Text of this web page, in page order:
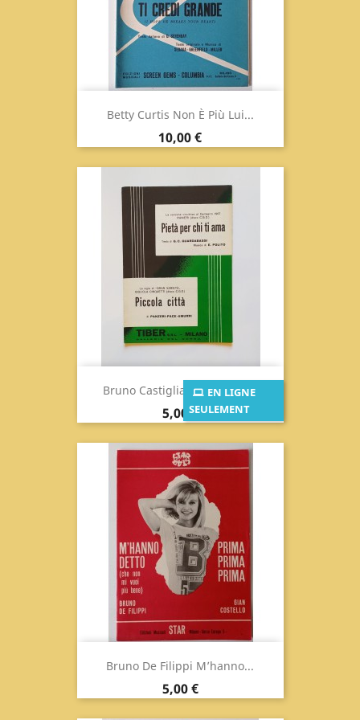
Betty Curtis Non È Più Lui...
Prix
10,00 €
EN LIGNE
SEULEMENT
Bruno Castiglia Et Le Bison...
Prix
5,00 €
Bruno De Filippi M’hanno...
Prix
5,00 €